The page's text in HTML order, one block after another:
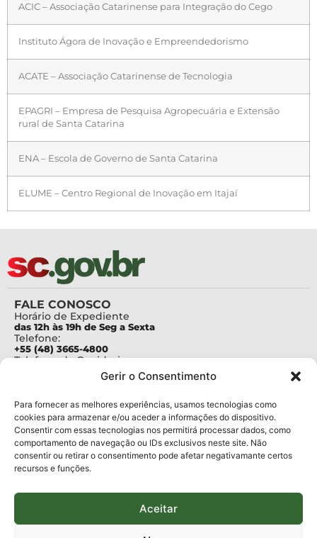
Gerir o Consentimento
Para fornecer as melhores experiências, usamos tecnologias como
cookies para armazenar e/ou aceder a informações do dispositivo.
Consentir com essas tecnologias nos permitirá processar dados, como
comportamento de navegação ou IDs exclusivos neste site. Não
consentir ou retirar o consentimento pode afetar negativamante certos
recursos e funções.
Aceitar
ACIC – Associação Catarinense para Integração do Cego
Instituto Ágora de Inovação e Empreendedorismo
ACATE – Associação Catarinense de Tecnologia
EPAGRI – Empresa de Pesquisa Agropecuária e Extensão
rural de Santa Catarina
ENA – Escola de Governo de Santa Catarina
ELUME – Centro Regional de Inovação em Itajaí
FALE CONOSCO
Horário de Expediente
das 12h às 19h de Seg a Sexta
Telefone:
+55 (48) 3665-4800
Telefone da Ouvidoria
Para assuntos relacionados à Pesquisa
pesquisa@fapesc.sc.gov.br
Para assuntos relacionados à Inovação
inovacao@fapesc.sc.gov.br
Para assuntos relacionados à Bolsas
bolsas@fapesc.sc.gov.br
Para assuntos relacionados à Prestação de Contas
Para assuntos relacionados à Plataforma
plataforma@fapesc.sc.gov.br
Jair Artur da Silva dpo@fapesc.sc.gov.br 3665-4831